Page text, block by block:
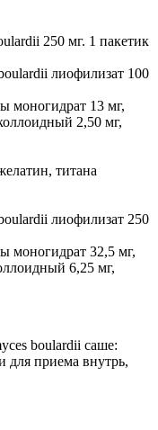
250 мг. 1 пакетик
лиофилизат 100
моногидрат 13 мг,
2,50 мг,
титана
лиофилизат 250
моногидрат 32,5 мг,
6,25 мг,
boulardii саше:
для приема внутрь,